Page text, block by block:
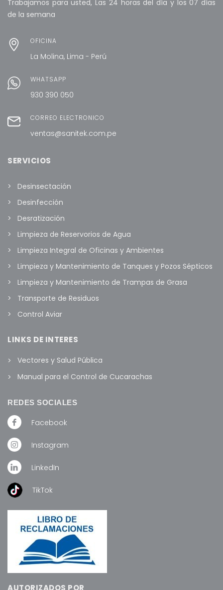
Trabajamos para usted, Las 24 horas del día y los 07 días
de la semana
OFICINA
La Molina, Lima - Perú
WHATSAPP
930 390 050
CORREO ELECTRÓNICO
ventas@sanitek.com.pe
SERVICIOS
Desinsectación
Desinfección
Desratización
Limpieza de Reservorios de Agua
Limpieza Integral de Oficinas y Ambientes
Limpieza y Mantenimiento de Tanques y Pozos Sépticos
Limpieza y Mantenimiento de Trampas de Grasa
Transporte de Residuos
Control Aviar
LINKS DE INTERES
Vectores y Salud Pública
Manual para el Control de Cucarachas
REDES SOCIALES
Facebook
Instagram
LinkedIn
TikTok